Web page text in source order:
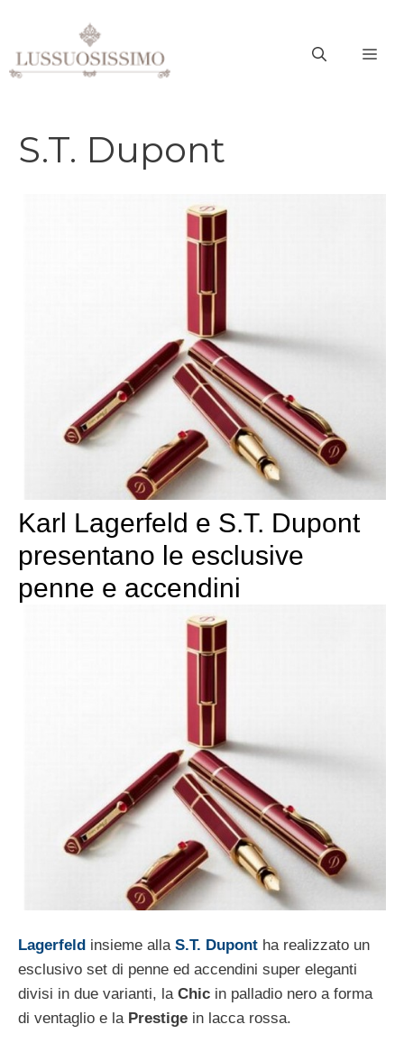
contenuto
S.T. Dupont
Karl Lagerfeld e S.T. Dupont
presentano le esclusive
penne e accendini
Lagerfeld insieme alla S.T. Dupont ha realizzato un
esclusivo set di penne ed accendini super eleganti
divisi in due varianti, la Chic in palladio nero a forma
di ventaglio e la Prestige in lacca rossa.